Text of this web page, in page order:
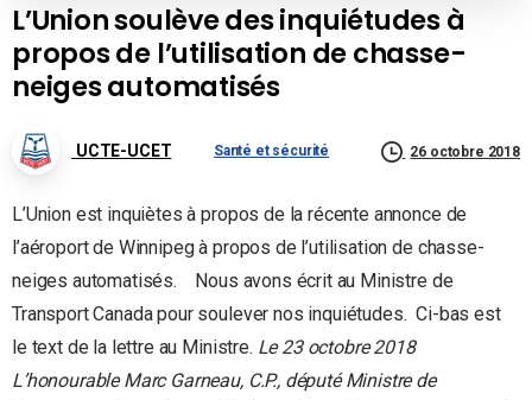
L’Union soulève des inquiétudes à
propos de l’utilisation de chasse-
neiges automatisés
UCTE-UCET Santé et sécurité 26 octobre 2018
L’Union est inquiètes à propos de la récente annonce de
l’aéroport de Winnipeg à propos de l’utilisation de chasse-
neiges automatisés. Nous avons écrit au Ministre de
Transport Canada pour soulever nos inquiétudes. Ci-bas est
le text de la lettre au Ministre. Le 23 octobre 2018
L’honourable Marc Garneau, C.P., député Ministre de